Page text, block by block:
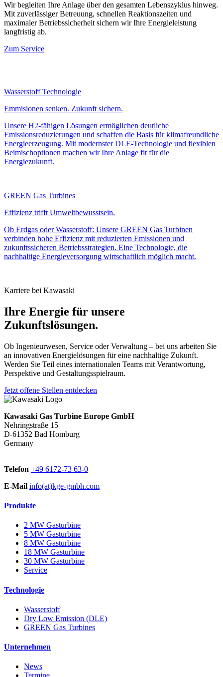
Wir begleiten Ihre Anlage über den gesamten Lebenszyklus hinweg.
Mit zuverlässiger Betreuung, schnellen Reaktionszeiten und
maximaler Betriebssicherheit sichern wir Ihre Energieleistung
langfristig ab.
Zum Service
Wasserstoff Technologie
Emmisionen senken. Zukunft sichern.
Unsere H2-fähigen Lösungen ermöglichen deutliche
Emissionsreduzierungen und schaffen die Basis für klimafreundliche
Energieerzeugung. Mit modernster DLE-Technologie und flexiblen
Beimischoptionen machen wir Ihre Anlage fit für die
Energiezukunft.
GREEN Gas Turbines
Effizienz trifft Umweltbewusstsein.
Ob Erdgas oder Wasserstoff: Unsere GREEN Gas Turbinen
verbinden hohe Effizienz mit reduzierten Emissionen und
zukunftssicheren Betriebsstrategien. Eine Technologie, die
nachhaltige Energieversorgung wirtschaftlich möglich macht.
Karriere bei Kawasaki
Ihre Energie für unsere
Zukunftslösungen.
Ob Ingenieurwesen, Service oder Verwaltung – bei uns arbeiten Sie
an innovativen Energielösungen für eine nachhaltige Zukunft.
Werden Sie Teil eines internationalen Teams mit Verantwortung,
Perspektive und Gestaltungsspielraum.
Jetzt offene Stellen entdecken
Kawasaki Gas Turbine Europe GmbH
Nehringstraße 15
D-61352 Bad Homburg
Germany
Telefon +49 6172-73 63-0
E-Mail info(at)kge-gmbh.com
Produkte
2 MW Gasturbine
5 MW Gasturbine
8 MW Gasturbine
18 MW Gasturbine
30 MW Gasturbine
Service
Technologie
Wasserstoff
Dry Low Emission (DLE)
GREEN Gas Turbines
Unternehmen
News